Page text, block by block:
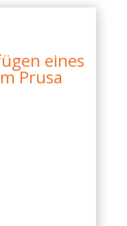
eines
Prusa